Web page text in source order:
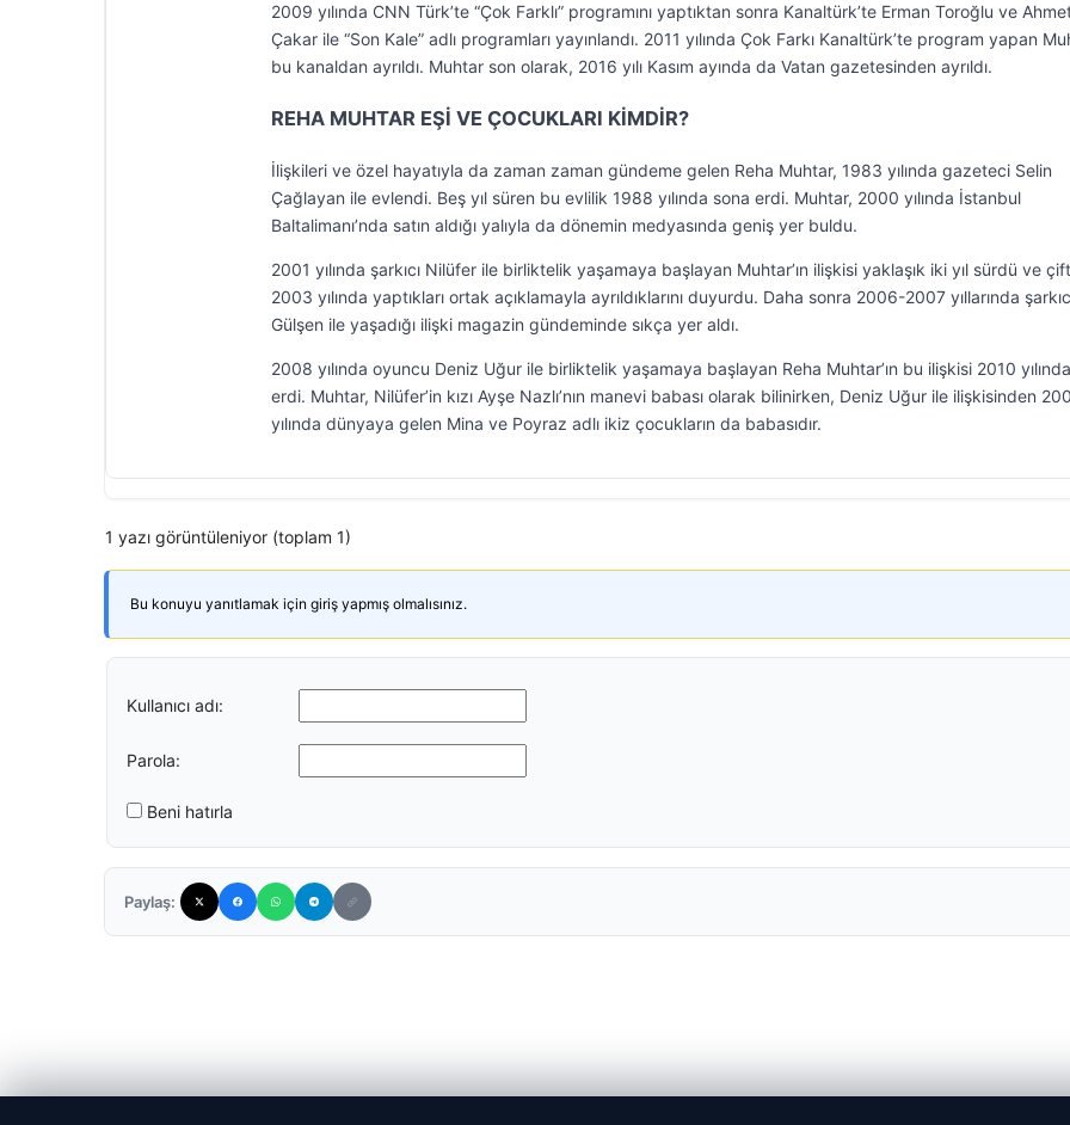
2009 yılında CNN Türk’te “Çok Farklı” programını yaptıktan sonra Kanaltürk’te Erman Toroğlu ve
Çakar ile “Son Kale” adlı programları yayınlandı. 2011 yılında Çok Farkı Kanaltürk’te program yapan
bu kanaldan ayrıldı. Muhtar son olarak, 2016 yılı Kasım ayında da Vatan gazetesinden ayrıldı.
REHA MUHTAR EŞİ VE ÇOCUKLARI KİMDİR?
İlişkileri ve özel hayatıyla da zaman zaman gündeme gelen Reha Muhtar, 1983 yılında gazeteci Selin
Çağlayan ile evlendi. Beş yıl süren bu evlilik 1988 yılında sona erdi. Muhtar, 2000 yılında İstanbul
Baltalimanı’nda satın aldığı yalıyla da dönemin medyasında geniş yer buldu.
2001 yılında şarkıcı Nilüfer ile birliktelik yaşamaya başlayan Muhtar’ın ilişkisi yaklaşık iki yıl sürdü ve
2003 yılında yaptıkları ortak açıklamayla ayrıldıklarını duyurdu. Daha sonra 2006-2007 yıllarında
Gülşen ile yaşadığı ilişki magazin gündeminde sıkça yer aldı.
2008 yılında oyuncu Deniz Uğur ile birliktelik yaşamaya başlayan Reha Muhtar’ın bu ilişkisi 2010
erdi. Muhtar, Nilüfer’in kızı Ayşe Nazlı’nın manevi babası olarak bilinirken, Deniz Uğur ile ilişkisinden
yılında dünyaya gelen Mina ve Poyraz adlı ikiz çocukların da babasıdır.
1 yazı görüntüleniyor (toplam 1)
Bu konuyu yanıtlamak için giriş yapmış olmalısınız.
Kullanıcı adı:
Parola:
Beni hatırla
Paylaş: